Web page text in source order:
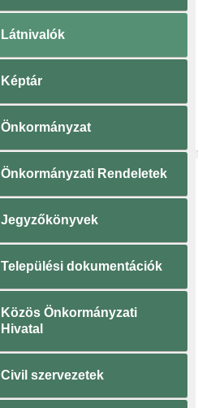
Látnivalók
Képtár
Önkormányzat
Önkormányzati Rendeletek
Jegyzőkönyvek
Települési dokumentációk
Közös Önkormányzati
Hivatal
Civil szervezetek